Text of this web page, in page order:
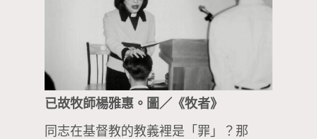
已故牧師楊雅惠。圖／《牧者》
同志在基督教的教義裡是「罪」？那